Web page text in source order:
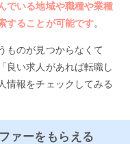
でいる地域や職種や業種
することが可能です。
ものが見つからなくて
良い求人があれば転職し
情報をチェックしてみる
ァーをもらえる